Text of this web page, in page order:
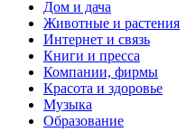
Дом и дача
Животные и растения
Интернет и связь
Книги и пресса
Компании, фирмы
Красота и здоровье
Музыка
Образование